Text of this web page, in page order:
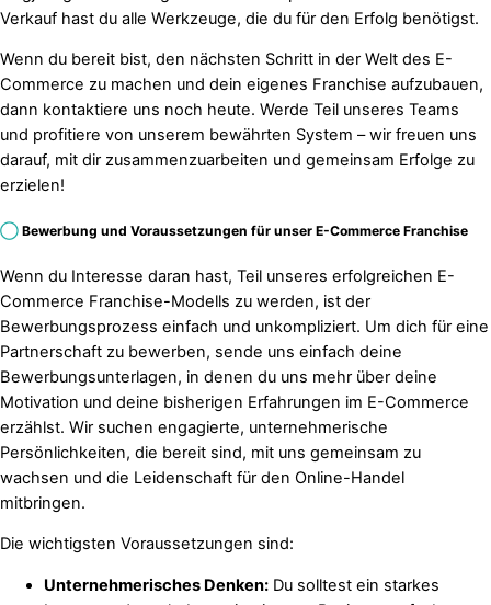
Verkauf hast du alle Werkzeuge, die du für den Erfolg benötigst.
Wenn du bereit bist, den nächsten Schritt in der Welt des E-
Commerce zu machen und dein eigenes Franchise aufzubauen,
dann kontaktiere uns noch heute. Werde Teil unseres Teams
und profitiere von unserem bewährten System – wir freuen uns
darauf, mit dir zusammenzuarbeiten und gemeinsam Erfolge zu
erzielen!
◯ Bewerbung und Voraussetzungen für unser E-Commerce Franchise
Wenn du Interesse daran hast, Teil unseres erfolgreichen E-
Commerce Franchise-Modells zu werden, ist der
Bewerbungsprozess einfach und unkompliziert. Um dich für eine
Partnerschaft zu bewerben, sende uns einfach deine
Bewerbungsunterlagen, in denen du uns mehr über deine
Motivation und deine bisherigen Erfahrungen im E-Commerce
erzählst. Wir suchen engagierte, unternehmerische
Persönlichkeiten, die bereit sind, mit uns gemeinsam zu
wachsen und die Leidenschaft für den Online-Handel
mitbringen.
Die wichtigsten Voraussetzungen sind:
Unternehmerisches Denken: Du solltest ein starkes